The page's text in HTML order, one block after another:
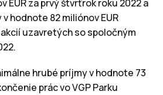
EUR za prvý štvrťrok roku 2022 a
hodnote 82 miliónov EUR
uzavretých so spoločným
hrubé príjmy v hodnote 73
prác vo VGP Parku